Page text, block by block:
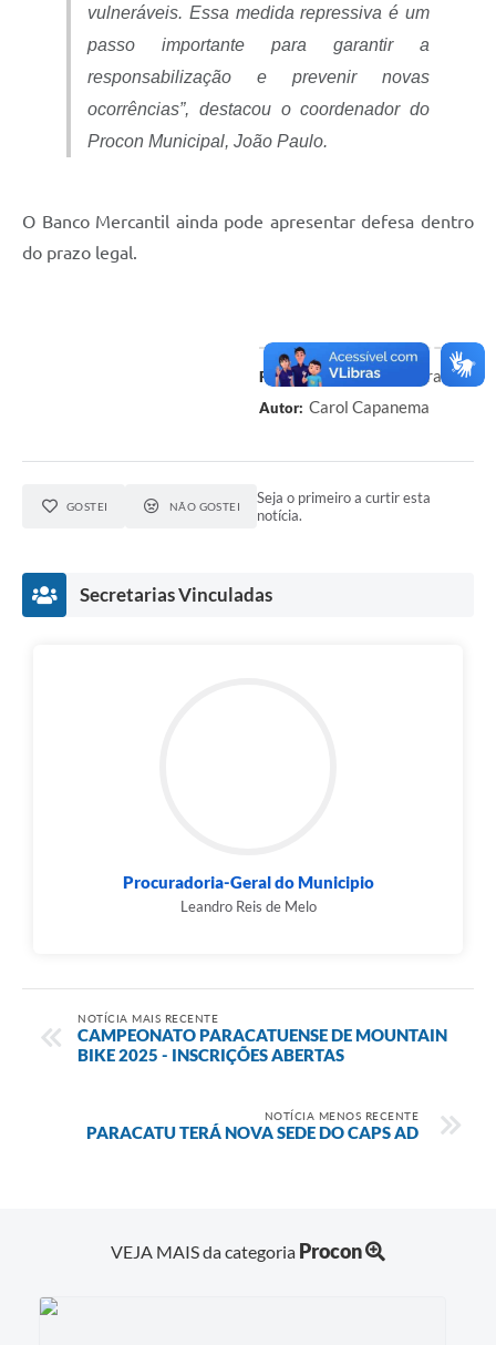
vulneráveis. Essa medida repressiva é um
passo importante para garantir a
responsabilização e prevenir novas
ocorrências”, destacou o coordenador do
Procon Municipal, João Paulo.
O Banco Mercantil ainda pode apresentar defesa dentro
do prazo legal.
Fonte: Prefeitura de Paracatu
Autor: Carol Capanema
GOSTEI NÃO GOSTEI
Seja o primeiro a curtir esta
notícia.
Secretarias Vinculadas
Procuradoria-Geral do Municipio
Leandro Reis de Melo
NOTÍCIA MAIS RECENTE
CAMPEONATO PARACATUENSE DE MOUNTAIN
BIKE 2025 - INSCRIÇÕES ABERTAS
NOTÍCIA MENOS RECENTE
PARACATU TERÁ NOVA SEDE DO CAPS AD
VEJA MAIS da categoria Procon